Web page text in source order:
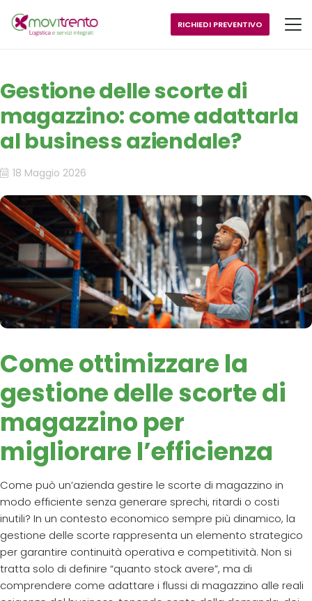
RICHIEDI PREVENTIVO
Gestione delle scorte di
magazzino: come adattarla
al business aziendale?
18 Maggio 2026
Come ottimizzare la
gestione delle scorte di
magazzino per
migliorare l’efficienza
Come può un’azienda gestire le scorte di magazzino in
modo efficiente senza generare sprechi, ritardi o costi
inutili? In un contesto economico sempre più dinamico, la
gestione delle scorte rappresenta un elemento strategico
per garantire continuità operativa e competitività. Non si
tratta solo di definire “quanto stock avere”, ma di
comprendere come adattare i flussi di magazzino alle reali